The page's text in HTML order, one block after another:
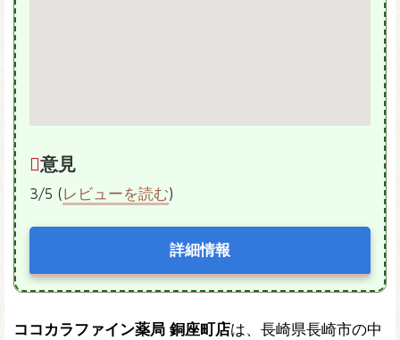
意見
3/5 (レビューを読む)
詳細情報
ココカラファイン薬局 銅座町店は、長崎県長崎市の中